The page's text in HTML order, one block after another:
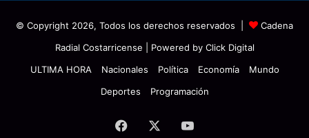
© Copyright 2026, Todos los derechos reservados |
Cadena
Radial Costarricense | Powered by Click Digital
ULTIMA HORA
Nacionales Política Economía
Mundo
Deportes
Programación
Facebook YouTube